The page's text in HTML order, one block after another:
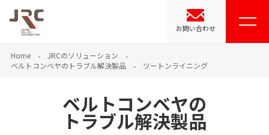
お問い合わせ
Home
JRCのソリューション
ベルトコンベヤのトラブル解決製品
ツートンライニング
ベルトコンベヤの
トラブル解決製品